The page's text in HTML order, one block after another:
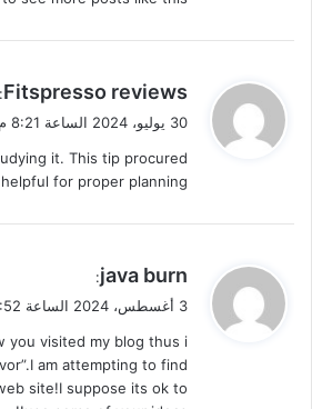
ي
ق
ل
Fitspresso reviews
:
30 يوليو، 2024 الساعة 8:21 م
it. This tip procured
for proper planning.
ي
ق
ل
java burn
:
3 أغسطس، 2024 الساعة 7:52 ص
you visited my blog thus i
am attempting to find
site!I suppose its ok to